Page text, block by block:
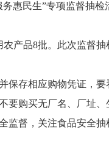
民生”专项监督抽检
产品8批。此次监督
存相应购物凭证，
要购买无厂名、厂址
监督，关注食品安全